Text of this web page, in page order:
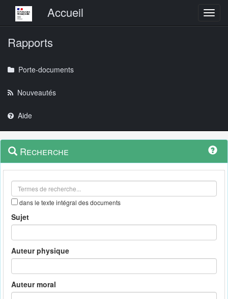
Menu principalAccueil
Rapports
Porte-documents
Nouveautés
Aide
Navigation
outils
Menu
contextuel
Recherche
dans le texte intégral des documents
Sujet
Auteur physique
Auteur moral